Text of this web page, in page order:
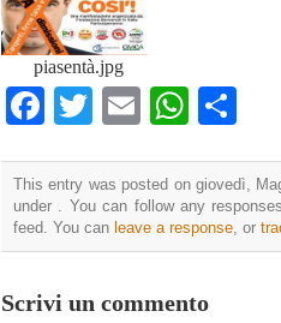
piasentà.jpg
Facebook
Twitter
Email
This entry was posted on giovedì,
under . You can follow any
feed. You can leave a response , or
Scrivi un commento